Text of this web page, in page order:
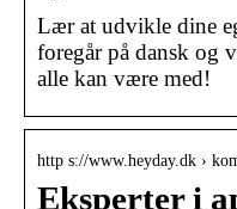
Lær at udvikle dine
foregår på dansk og
alle kan være med!
http s://www.heyday.dk ›
Eksperter i